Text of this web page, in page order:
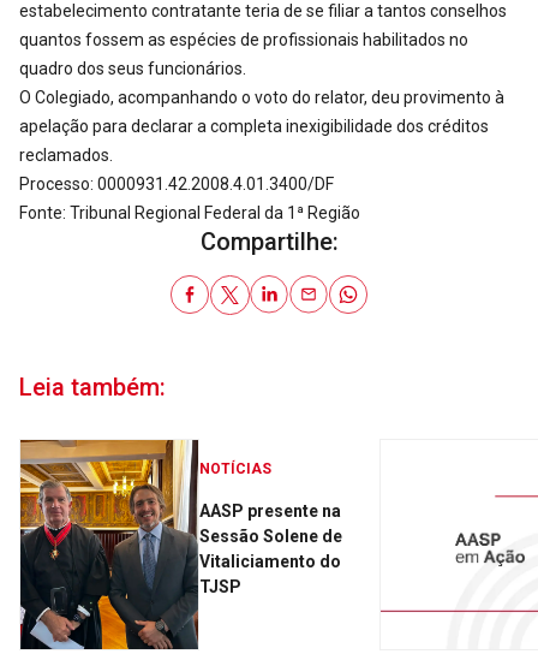
estabelecimento contratante teria de se filiar a tantos conselhos
quantos fossem as espécies de profissionais habilitados no
quadro dos seus funcionários.
O Colegiado, acompanhando o voto do relator, deu provimento à
apelação para declarar a completa inexigibilidade dos créditos
reclamados.
Processo: 0000931.42.2008.4.01.3400/DF
Fonte: Tribunal Regional Federal da 1ª Região
Compartilhe:
Leia também:
NOTÍCIAS
AASP presente na
Sessão Solene de
Vitaliciamento do
TJSP